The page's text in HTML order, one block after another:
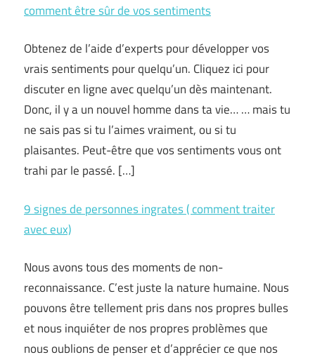
comment être sûr de vos sentiments
Obtenez de l’aide d’experts pour développer vos
vrais sentiments pour quelqu’un. Cliquez ici pour
discuter en ligne avec quelqu’un dès maintenant.
Donc, il y a un nouvel homme dans ta vie… … mais tu
ne sais pas si tu l’aimes vraiment, ou si tu
plaisantes. Peut-être que vos sentiments vous ont
trahi par le passé. […]
9 signes de personnes ingrates ( comment traiter
avec eux)
Nous avons tous des moments de non-
reconnaissance. C’est juste la nature humaine. Nous
pouvons être tellement pris dans nos propres bulles
et nous inquiéter de nos propres problèmes que
nous oublions de penser et d’apprécier ce que nos